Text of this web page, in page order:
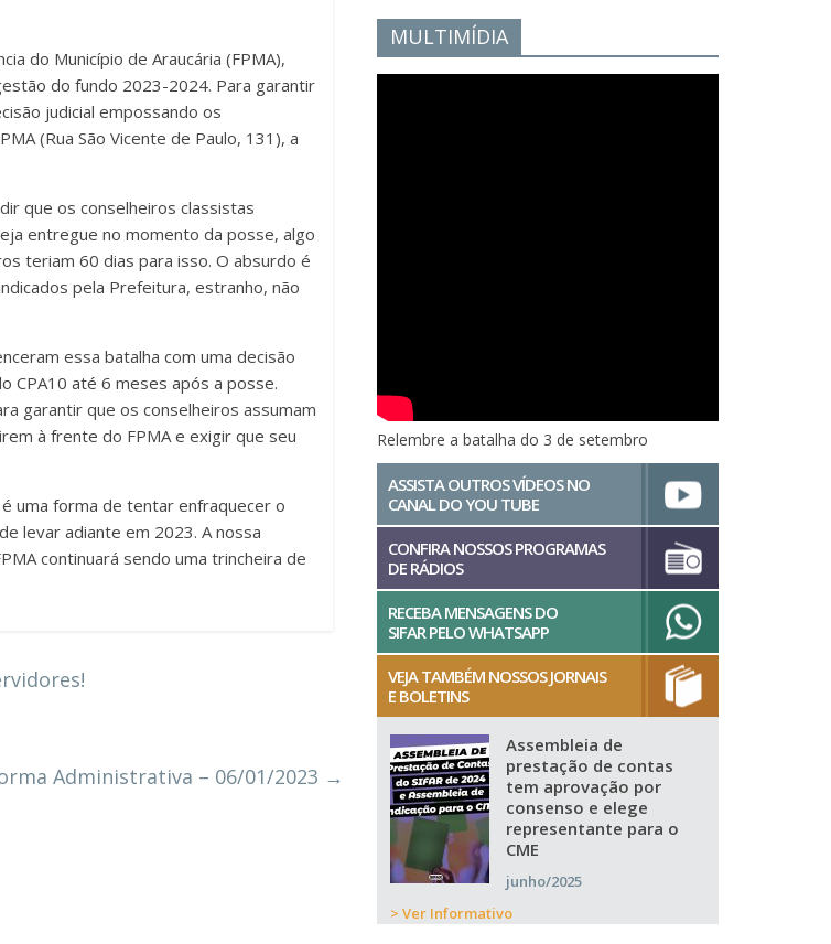
do Município de Araucária (FPMA),
do fundo 2023-2024. Para garantir
judicial empossando os
(Rua São Vicente de Paulo, 131), a
que os conselheiros classistas
entregue no momento da posse, algo
teriam 60 dias para isso. O absurdo é
pela Prefeitura, estranho, não
essa batalha com uma decisão
CPA10 até 6 meses após a posse.
garantir que os conselheiros assumam
à frente do FPMA e exigir que seu
uma forma de tentar enfraquecer o
levar adiante em 2023. A nossa
continuará sendo uma trincheira de
Administrativa – 06/01/2023 →
MULTIMÍDIA
Relembre a batalha do 3 de setembro
ASSISTA OUTROS VÍDEOS NO
CANAL DO YOU TUBE
CONFIRA NOSSOS PROGRAMAS
DE RÁDIOS
RECEBA MENSAGENS DO
SIFAR PELO WHATSAPP
VEJA TAMBÉM NOSSOS JORNAIS
E BOLETINS
Assembleia de
prestação de contas
tem aprovação por
consenso e elege
representante para o
CME
junho/2025
> Ver Informativo